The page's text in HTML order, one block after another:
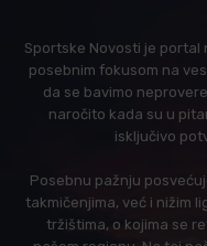
Sportske Novosti je portal
posebnim fokusom na
da se bavimo
naročito kada su u
isključivo
Posebnu pažnju
takmičenjima, već i nižim
tržištima, o kojima se